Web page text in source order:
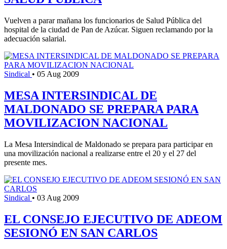
Vuelven a parar mañana los funcionarios de Salud Pública del
hospital de la ciudad de Pan de Azúcar. Siguen reclamando por la
adecuación salarial.
Sindical • 05 Aug 2009
MESA INTERSINDICAL DE
MALDONADO SE PREPARA PARA
MOVILIZACION NACIONAL
La Mesa Intersindical de Maldonado se prepara para participar en
una movilización nacional a realizarse entre el 20 y el 27 del
presente mes.
Sindical • 03 Aug 2009
EL CONSEJO EJECUTIVO DE ADEOM
SESIONÓ EN SAN CARLOS